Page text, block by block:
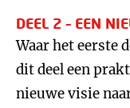
DEEL 2 – EEN
Waar het eerste
dit deel een
nieuwe visie